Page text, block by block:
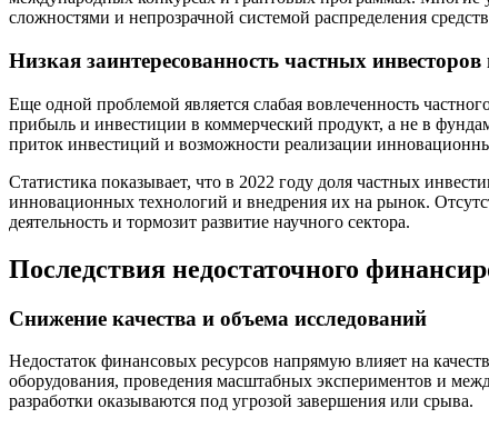
сложностями и непрозрачной системой распределения
Низкая заинтересованность частных инвесторов
Еще одной проблемой является слабая вовлеченность
прибыль и инвестиции в коммерческий продукт, а не в
приток инвестиций и возможности реализации
Статистика показывает, что в 2022 году доля частных
инновационных технологий и внедрения их на рынок.
деятельность и тормозит развитие научного сектора.
Последствия недостаточного
Снижение качества и объема исследований
Недостаток финансовых ресурсов напрямую влияет на
оборудования, проведения масштабных экспериментов и
разработки оказываются под угрозой завершения или срыва.